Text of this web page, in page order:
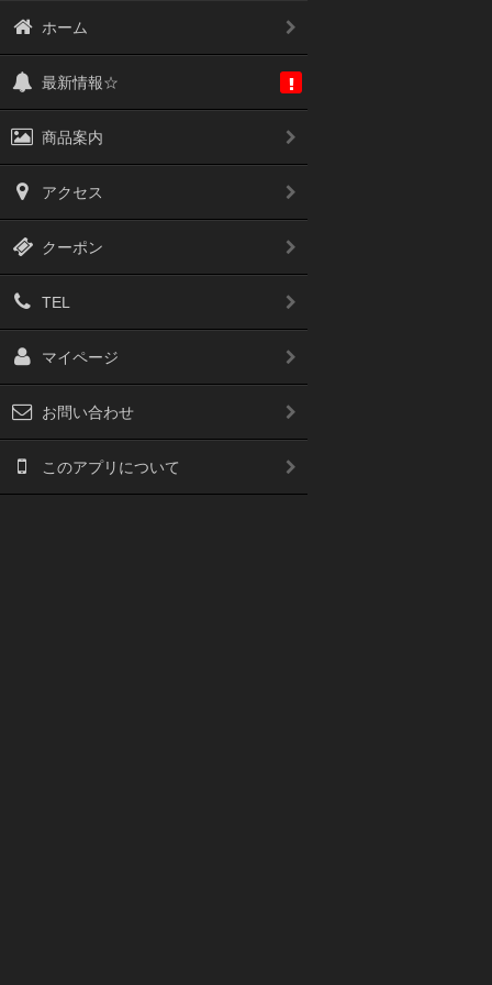
ホーム
最新情報☆
商品案内
アクセス
クーポン
TEL
マイページ
お問い合わせ
このアプリについて